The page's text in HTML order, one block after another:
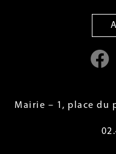
Mairie – 1, place du